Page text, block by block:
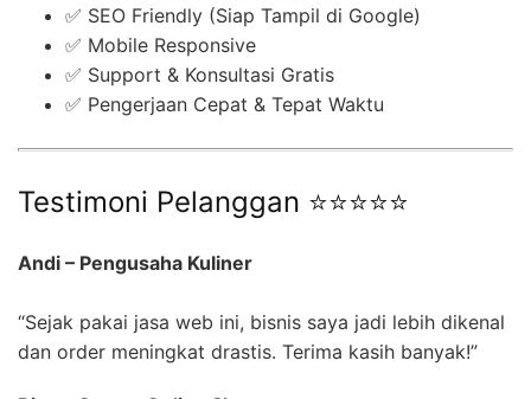
✅ SEO Friendly (Siap Tampil di Google)
✅ Mobile Responsive
✅ Support & Konsultasi Gratis
✅ Pengerjaan Cepat & Tepat Waktu
Testimoni Pelanggan ⭐⭐⭐⭐⭐
Andi – Pengusaha Kuliner
“Sejak pakai jasa web ini, bisnis saya jadi lebih dikenal
dan order meningkat drastis. Terima kasih banyak!”